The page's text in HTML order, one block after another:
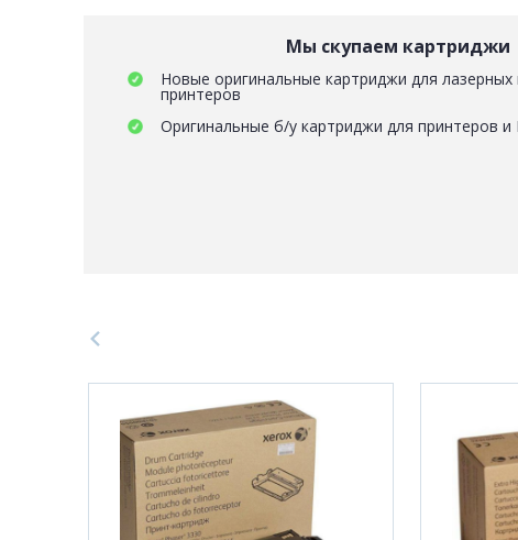
Мы скупаем картриджи
Новые оригинальные картриджи для лазерных
принтеров
Оригинальные б/у картриджи для принтеров